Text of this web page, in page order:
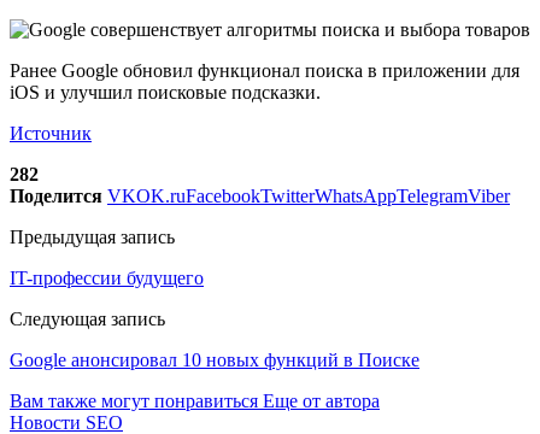
Ранее Google обновил функционал поиска в приложении для
iOS и улучшил поисковые подсказки.
Источник
282
Поделится VKOK.ruFacebookTwitterWhatsAppTelegramViber
Предыдущая запись
IT-профессии будущего
Следующая запись
Google анонсировал 10 новых функций в Поиске
Вам также могут понравиться Еще от автора
Новости SEO